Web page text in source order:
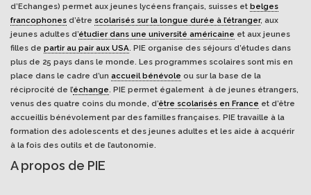
d’Echanges) permet aux jeunes lycéens français, suisses et belges
francophones d’être scolarisés sur la longue durée à l’étranger, aux
jeunes adultes d’étudier dans une université américaine et aux jeunes
filles de partir au pair aux USA. PIE organise des séjours d’études dans
plus de 25 pays dans le monde. Les programmes scolaires sont mis en
place dans le cadre d’un accueil bénévole ou sur la base de la
réciprocité de l’échange. PIE permet également à de jeunes étrangers,
venus des quatre coins du monde, d’être scolarisés en France et d’être
accueillis bénévolement par des familles françaises. PIE travaille à la
formation des adolescents et des jeunes adultes et les aide à acquérir
à la fois des outils et de l’autonomie.
A propos de PIE